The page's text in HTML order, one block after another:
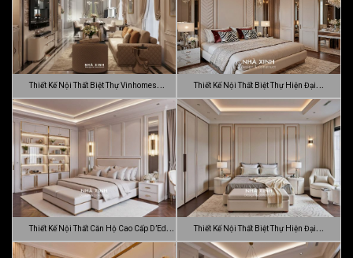
Thiết Kế Nội Thất Biệt Thự Vinhomes
Gran…
Thiết Kế Nội Thất Biệt Thự Hiện Đại
Sang…
Thiết Kế Nội Thất Căn Hộ Cao Cấp D’Edge
…
Thiết Kế Nội Thất Biệt Thự Hiện Đại
Luca…